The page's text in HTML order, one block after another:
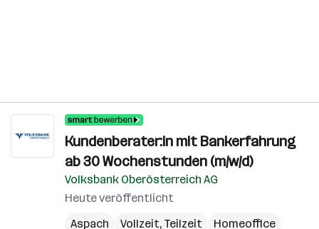
Kundenberater:in mit Bankerfahrung
ab 30 Wochenstunden (m/w/d)
Volksbank Oberösterreich AG
Heute veröffentlicht
Aspach
Vollzeit, Teilzeit
Homeoffice